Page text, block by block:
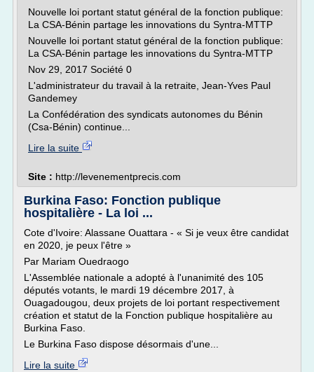
Nouvelle loi portant statut général de la fonction publique:
La CSA-Bénin partage les innovations du Syntra-MTTP
Nouvelle loi portant statut général de la fonction publique:
La CSA-Bénin partage les innovations du Syntra-MTTP
Nov 29, 2017 Société 0
L'administrateur du travail à la retraite, Jean-Yves Paul
Gandemey
La Confédération des syndicats autonomes du Bénin
(Csa-Bénin) continue...
Lire la suite
Site : http://levenementprecis.com
Burkina Faso: Fonction publique
hospitalière - La loi ...
Cote d'Ivoire: Alassane Ouattara - « Si je veux être candidat
en 2020, je peux l'être »
Par Mariam Ouedraogo
L'Assemblée nationale a adopté à l'unanimité des 105
députés votants, le mardi 19 décembre 2017, à
Ouagadougou, deux projets de loi portant respectivement
création et statut de la Fonction publique hospitalière au
Burkina Faso.
Le Burkina Faso dispose désormais d'une...
Lire la suite